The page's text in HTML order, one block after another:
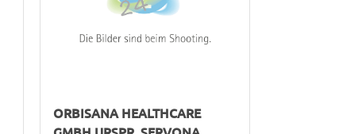
ORBISANA HEALTHCARE